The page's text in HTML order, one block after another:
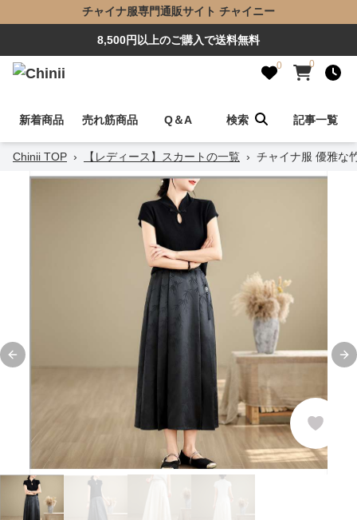
チャイナ服専門通販サイト チャイニー
8,500円以上のご購入で送料無料
0 0
新着商品 売れ筋商品 Q＆A 検索 記事一覧
Chinii TOP › 【レディース】スカートの一覧 › チャイナ服 優雅な
Previous slide